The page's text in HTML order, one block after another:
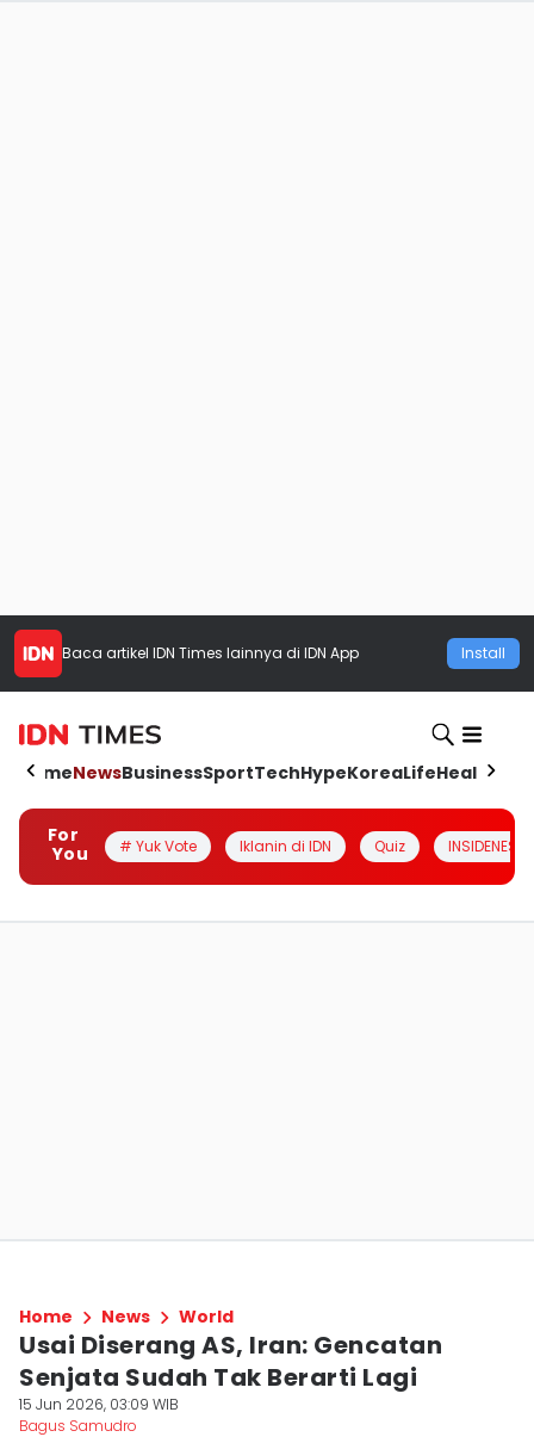
Baca artikel IDN Times lainnya di IDN App Install
HomeNewsBusinessSportTechHypeKoreaLifeHealth
For
You
# Yuk Vote Iklanin di IDN Quiz INSIDENESIA
Home News World
Usai Diserang AS, Iran: Gencatan
Senjata Sudah Tak Berarti Lagi
15 Jun 2026, 03:09 WIB
Bagus Samudro